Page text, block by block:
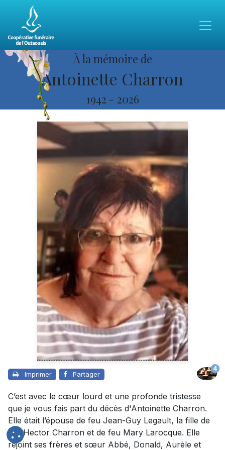
À la mémoire de
Antoinette Charron
1942 - 2026
Imprimer Partager
4
C’est avec le cœur lourd et une profonde tristesse
que je vous fais part du décès d'Antoinette Charron.
Elle était l’épouse de feu Jean-Guy Legault, la fille de
feu Hector Charron et de feu Mary Larocque. Elle
rejoint ses frères et sœur Abbé, Donald, Aurèle et